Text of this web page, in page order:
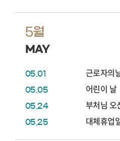
5월
MAY
05.01 근로자의
05.05 어린이 날
05.24 부처님 오
05.25 대체휴업